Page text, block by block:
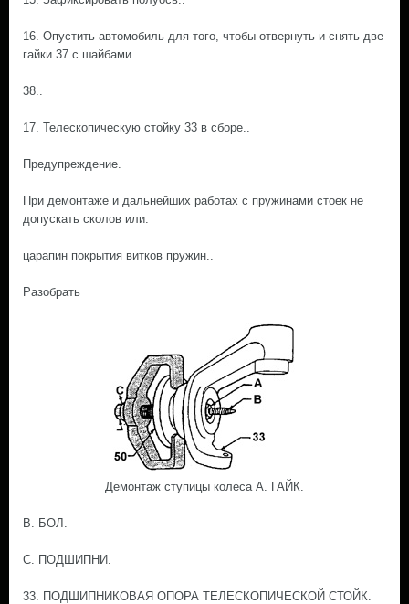
16. Опустить автомобиль для того, чтобы отвернуть и снять две
гайки 37 с шайбами
38..
17. Телескопическую стойку 33 в сборе..
Предупреждение.
При демонтаже и дальнейших работах с пружинами стоек не
допускать сколов или.
царапин покрытия витков пружин..
Разобрать
Демонтаж ступицы колеса А. ГАЙК.
В. БОЛ.
С. ПОДШИПНИ.
33. ПОДШИПНИКОВАЯ ОПОРА ТЕЛЕСКОПИЧЕСКОЙ СТОЙК.